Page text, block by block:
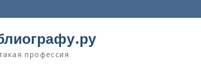
профессия